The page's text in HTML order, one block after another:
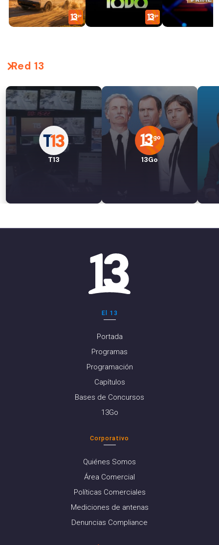
Red 13
T13 13Go
El 13
Portada
Programas
Programación
Capítulos
Bases de Concursos
13Go
Corporativo
Quiénes Somos
Área Comercial
Políticas Comerciales
Mediciones de antenas
Denuncias Compliance